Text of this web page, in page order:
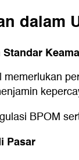
dalam
memerlukan
BPOM
Pasar